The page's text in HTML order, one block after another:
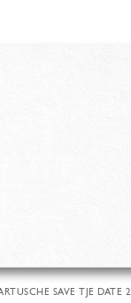
SAVE TJE DATE 2